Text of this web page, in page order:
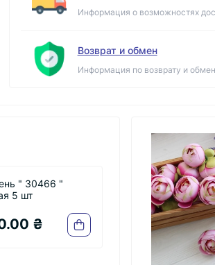
Информация о возможностях
Возврат и обмен
Информация по возврату и
Зелень " 30466 "
оливковая 5 шт
130.00 ₴